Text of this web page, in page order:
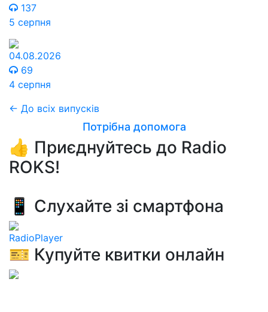
137
5 серпня
04.08.2026
69
4 серпня
← До всіх випусків
Потрібна допомога
👍 Приєднуйтесь до Radio
ROKS!
📱 Слухайте зі смартфона
RadioPlayer
🎫 Купуйте квитки онлайн